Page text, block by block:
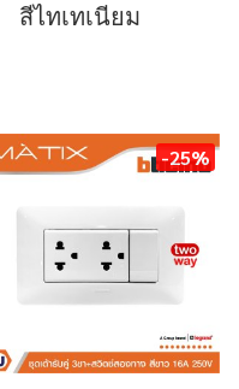
สีไทเทเนียม
-25%